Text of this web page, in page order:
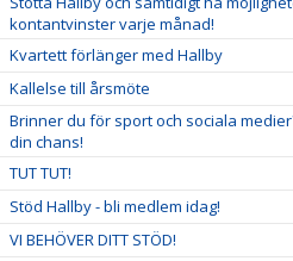
kontantvinster varje månad!
Kvartett förlänger med Hallby
Kallelse till årsmöte
Brinner du för sport och sociala
din chans!
TUT TUT!
Stöd Hallby - bli medlem idag!
VI BEHÖVER DITT STÖD!